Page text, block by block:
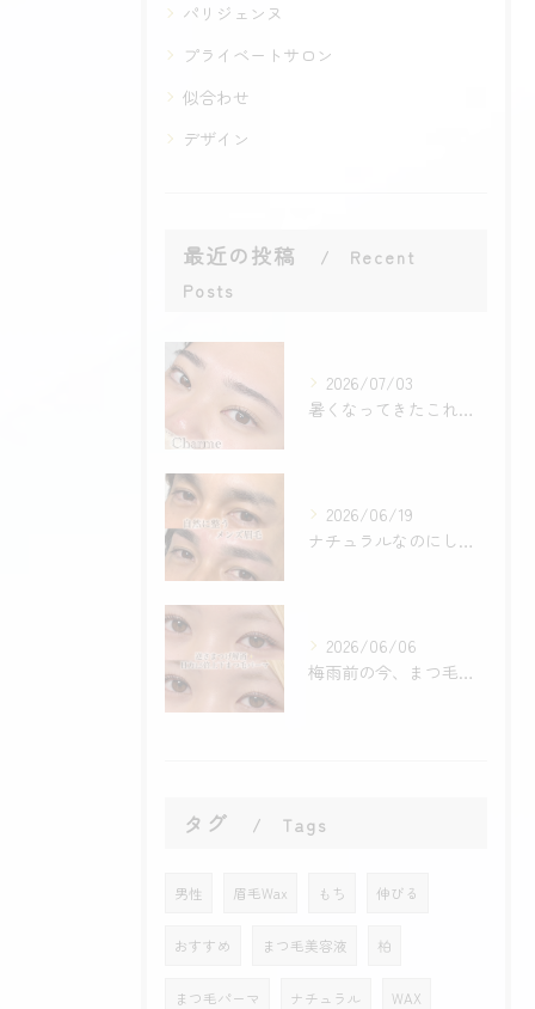
パリジェンヌ
プライベートサロン
似合わせ
デザイン
最近の投稿
Recent
Posts
2026/07/03
暑くなってきたこれからの時期に
2026/06/19
ナチュラルなのにしっかり決まる【メンズ眉毛】
2026/06/06
梅雨前の今、まつ毛の準備は出来ていますか？☔️
タグ Tags
男性 眉毛Wax もち 伸びる
おすすめ まつ毛美容液 柏
まつ毛パーマ ナチュラル WAX